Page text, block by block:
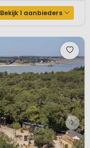
Bekijk 1 aanbieders